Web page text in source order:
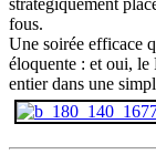
fous.
Une soirée efficace
éloquente : et oui, le
entier dans une